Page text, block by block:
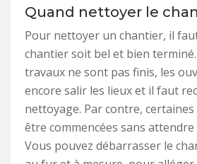
Quand nettoyer le
Pour nettoyer un chantier, il
chantier soit bel et bien
travaux ne sont pas finis, les
encore salir les lieux et il faut
nettoyage. Par contre,
être commencées sans
Vous pouvez débarrasser le